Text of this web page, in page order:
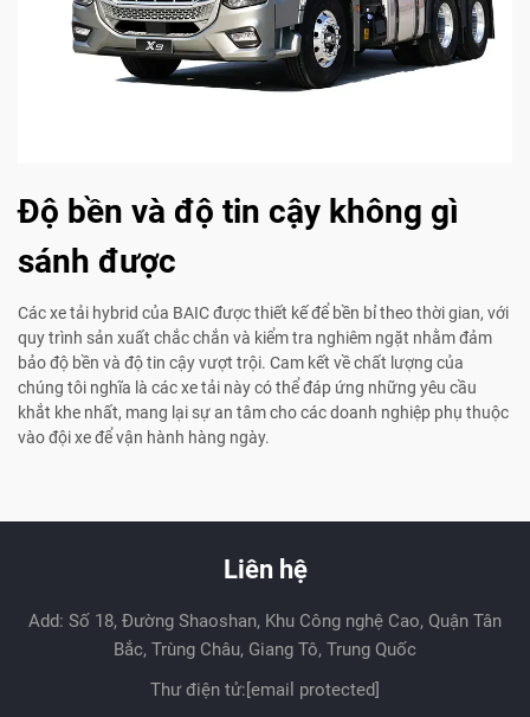
Độ bền và độ tin cậy không gì
sánh được
Các xe tải hybrid của BAIC được thiết kế để bền bỉ theo thời gian, với
quy trình sản xuất chắc chắn và kiểm tra nghiêm ngặt nhằm đảm
bảo độ bền và độ tin cậy vượt trội. Cam kết về chất lượng của
chúng tôi nghĩa là các xe tải này có thể đáp ứng những yêu cầu
khắt khe nhất, mang lại sự an tâm cho các doanh nghiệp phụ thuộc
vào đội xe để vận hành hàng ngày.
Liên hệ
Add: Số 18, Đường Shaoshan, Khu Công nghệ Cao, Quận Tân
Bắc, Trùng Châu, Giang Tô, Trung Quốc
Thư điện tử:[email protected]